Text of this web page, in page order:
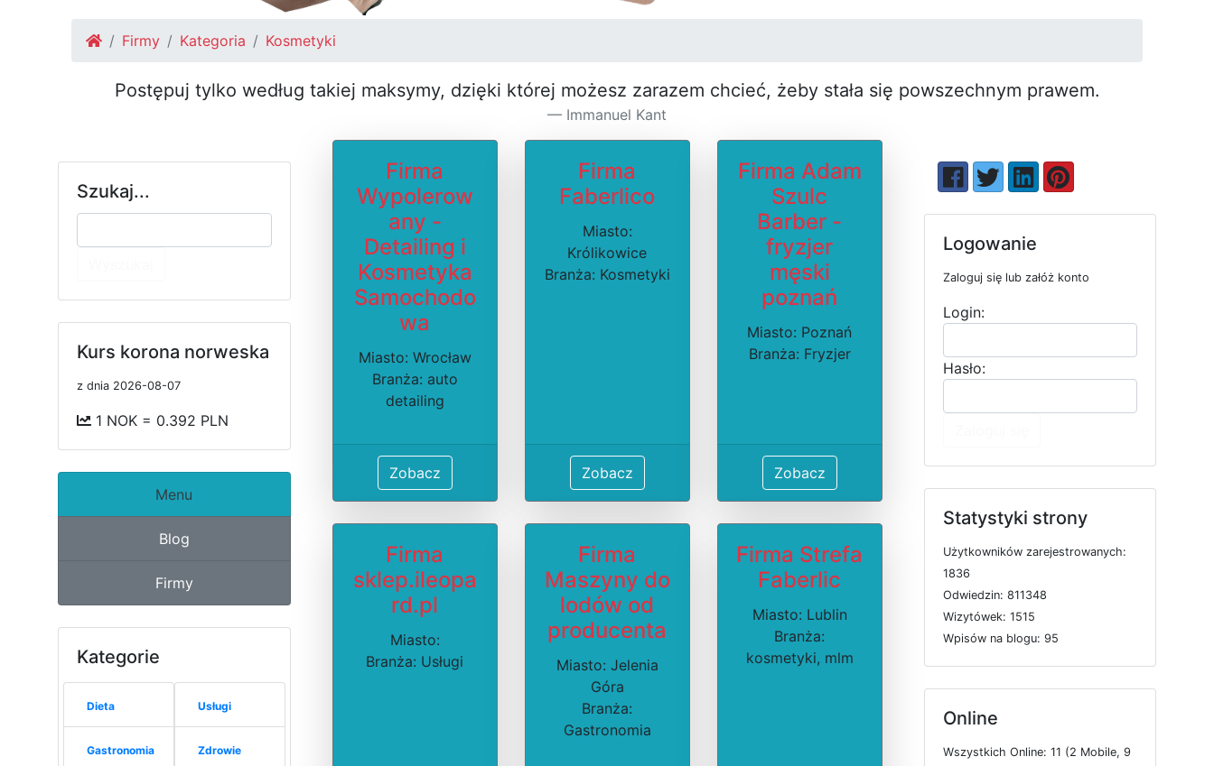
Firmy Kategoria Kosmetyki
Postępuj tylko według takiej maksymy, dzięki której możesz za­razem chcieć, żeby stała się pow­szechnym prawem.
Immanuel Kant
Szukaj...
Kurs korona norweska
z dnia 2026-08-07
1 NOK = 0.392 PLN
Menu
Blog
Firmy
Kategorie
Dieta
Gastronomia
Usługi
Zdrowie
Firma
Wypolerow
any -
Detailing i
Kosmetyka
Samochodo
wa
Miasto: Wrocław
Branża: auto
detailing
Zobacz
Firma
Faberlico
Miasto:
Królikowice
Branża: Kosmetyki
Zobacz
Firma Adam
Szulc
Barber -
fryzjer
męski
poznań
Miasto: Poznań
Branża: Fryzjer
Zobacz
Firma
sklep.ileopa
rd.pl
Miasto:
Branża: Usługi
Firma
Maszyny do
lodów od
producenta
Miasto: Jelenia
Góra
Branża:
Gastronomia
Firma Strefa
Faberlic
Miasto: Lublin
Branża:
kosmetyki, mlm
Logowanie
Zaloguj się lub załóż konto
Login:
Hasło:
Statystyki strony
Użytkowników zarejestrowanych:
1836
Odwiedzin: 811348
Wizytówek: 1515
Wpisów na blogu: 95
Online
Wszystkich Online: 11 (2 Mobile, 9